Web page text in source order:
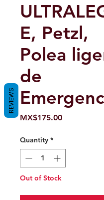
E, Petzl,
Polea
de
MX$175.00Price
Quantity *
Out of Stock
REVIEWS